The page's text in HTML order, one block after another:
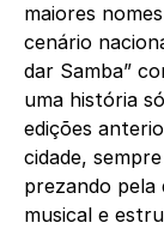
maiores
cenário
dar Samba”
uma história
edições
cidade, sempre
prezando pela
musical e